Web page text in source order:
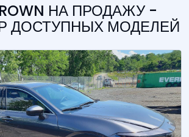
НА ПРОДАЖУ -
ДОСТУПНЫХ МОДЕЛЕЙ